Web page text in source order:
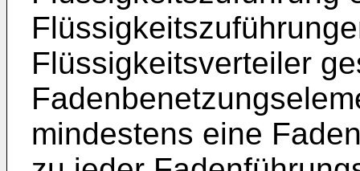
Flüssigkeitsverteiler
mindestens eine